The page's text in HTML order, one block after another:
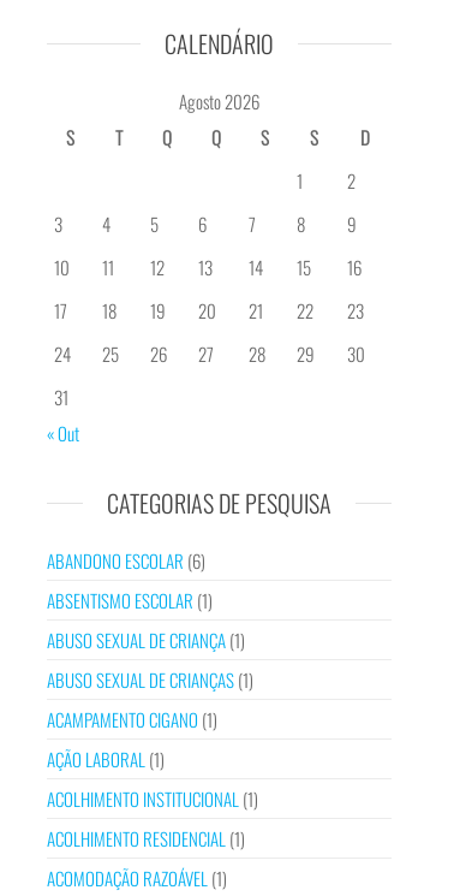
CALENDÁRIO
Agosto 2026
S
T Q Q S S
D
1
2
3
4 5 6 7 8
9
10
11 12 13 14 15
16
17
18 19 20 21 22
23
24
25 26 27 28 29
30
31
« Out
CATEGORIAS DE PESQUISA
ABANDONO ESCOLAR (6)
ABSENTISMO ESCOLAR (1)
ABUSO SEXUAL DE CRIANÇA(1)
ABUSO SEXUAL DE CRIANÇAS(1)
ACAMPAMENTO CIGANO (1)
AÇÃO LABORAL (1)
ACOLHIMENTO INSTITUCIONAL (1)
ACOLHIMENTO RESIDENCIAL (1)
ACOMODAÇÃO RAZOÁVEL (1)